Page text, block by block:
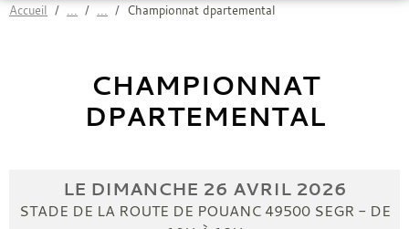
Accueil Championnat dpartemental
CHAMPIONNAT
DPARTEMENTAL
LE DIMANCHE 26 AVRIL 2026
STADE DE LA ROUTE DE POUANC 49500 SEGR - DE